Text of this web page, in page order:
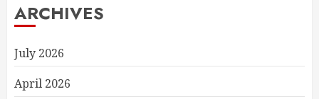
ARCHIVES
July 2026
April 2026